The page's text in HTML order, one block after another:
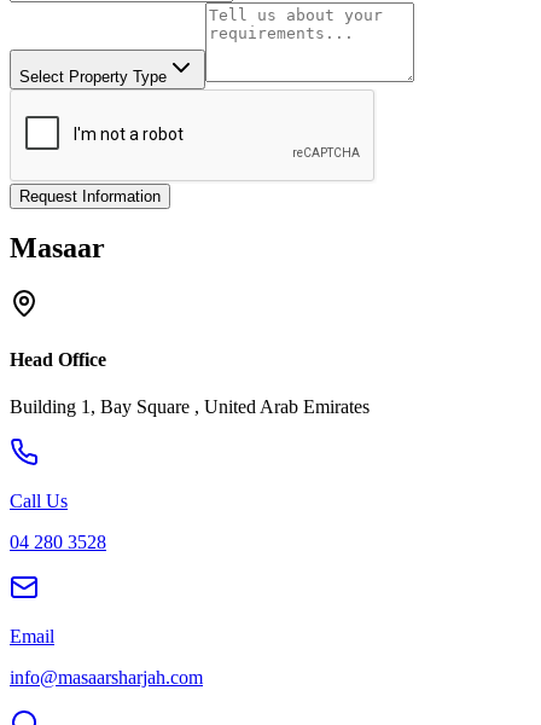
Select Property Type
Request Information
Masaar
Head Office
Building 1, Bay Square , United Arab Emirates
Call Us
04 280 3528
Email
info@masaarsharjah.com